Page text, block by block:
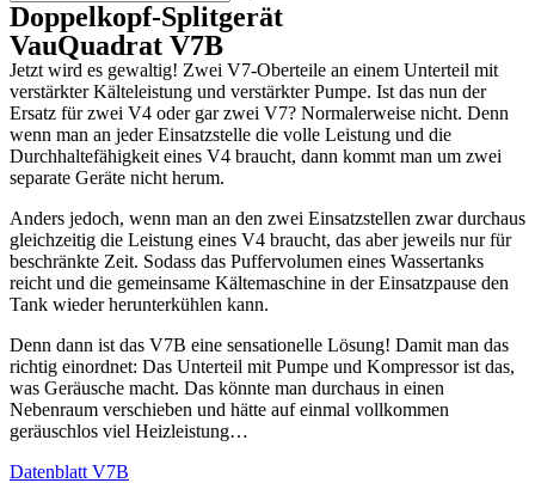
Doppelkopf-Splitgerät
VauQuadrat V7B
Jetzt wird es gewaltig! Zwei V7-Oberteile an einem Unterteil mit
verstärkter Kälteleistung und verstärkter Pumpe. Ist das nun der
Ersatz für zwei V4 oder gar zwei V7? Normalerweise nicht. Denn
wenn man an jeder Einsatzstelle die volle Leistung und die
Durchhaltefähigkeit eines V4 braucht, dann kommt man um zwei
separate Geräte nicht herum.
Anders jedoch, wenn man an den zwei Einsatzstellen zwar durchaus
gleichzeitig die Leistung eines V4 braucht, das aber jeweils nur für
beschränkte Zeit. Sodass das Puffervolumen eines Wassertanks
reicht und die gemeinsame Kältemaschine in der Einsatzpause den
Tank wieder herunterkühlen kann.
Denn dann ist das V7B eine sensationelle Lösung! Damit man das
richtig einordnet: Das Unterteil mit Pumpe und Kompressor ist das,
was Geräusche macht. Das könnte man durchaus in einen
Nebenraum verschieben und hätte auf einmal vollkommen
geräuschlos viel Heizleistung…
Datenblatt V7B